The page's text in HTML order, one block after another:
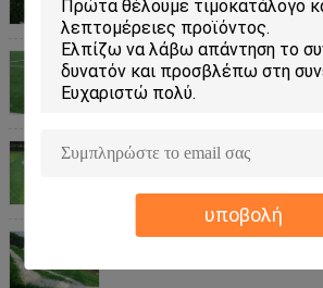
υποβολή
Υψηλή ρεαλιστική
ελαστικότητας για τη
τεχνητή κουβέρτα χλόης
Ανθεκτικός καμία
συνθετική χλόη Diy/χλόη
Odorless δάπεδο σχολικών
χλόης DIY για το
να εγκαταστήσει